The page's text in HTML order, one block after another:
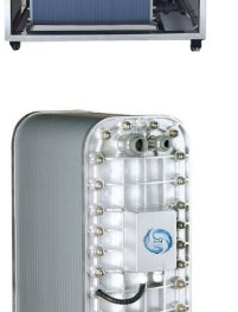
MK-TC500 EDI设备维
修